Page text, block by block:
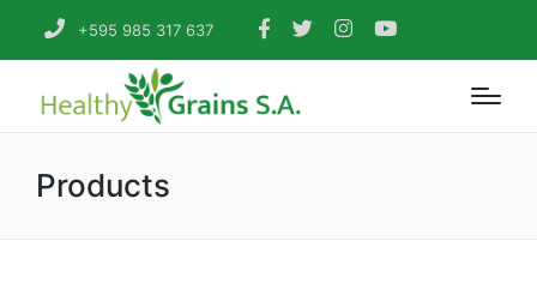
+595 985 317 637
Products